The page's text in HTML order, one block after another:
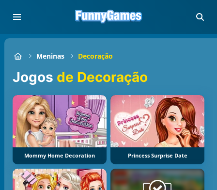
Meninas Decoração
Jogos de Decoração
Mommy Home Decoration Princess Surprise Date